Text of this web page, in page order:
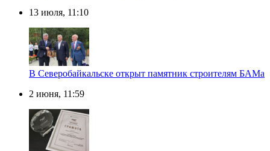
13 июля, 11:10
В Северобайкальске открыт памятник строителям БАМа
2 июня, 11:59